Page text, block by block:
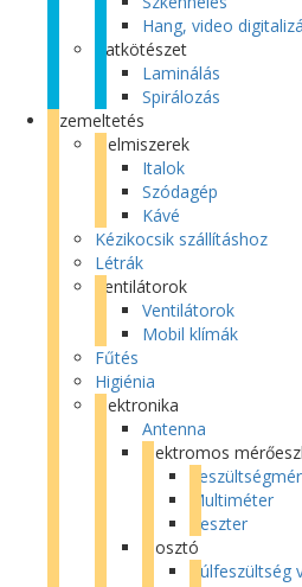
Hang, video
Iratkötészet
Laminálás
Spirálozás
Üzemeltetés
Élelmiszerek
Italok
Szódagép
Kávé
Kézikocsik szállításhoz
Létrák
Ventilátorok
Ventilátorok
Mobil klímák
Fűtés
Higiénia
Elektronika
Antenna
Elektromos
Multiméter
Teszter
Elosztó